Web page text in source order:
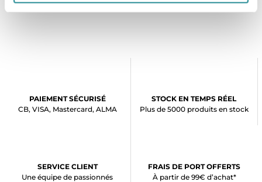
PAIEMENT SÉCURISÉ
CB, VISA, Mastercard, ALMA
STOCK EN TEMPS RÉEL
Plus de 5000 produits en stock
SERVICE CLIENT
Une équipe de passionnés
FRAIS DE PORT OFFERTS
À partir de 99€ d’achat*